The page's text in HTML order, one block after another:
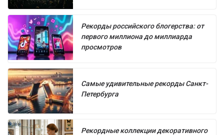
Рекорды российского блогерства: от
первого миллиона до миллиарда
просмотров
Самые удивительные рекорды Санкт-
Петербурга
Рекордные коллекции декоративного